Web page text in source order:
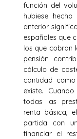
función del
hubiese
anterior
españoles que
los que cobran
pensión
cálculo de
cantidad
existe.
todas las
renta básica,
partida con
financiar el